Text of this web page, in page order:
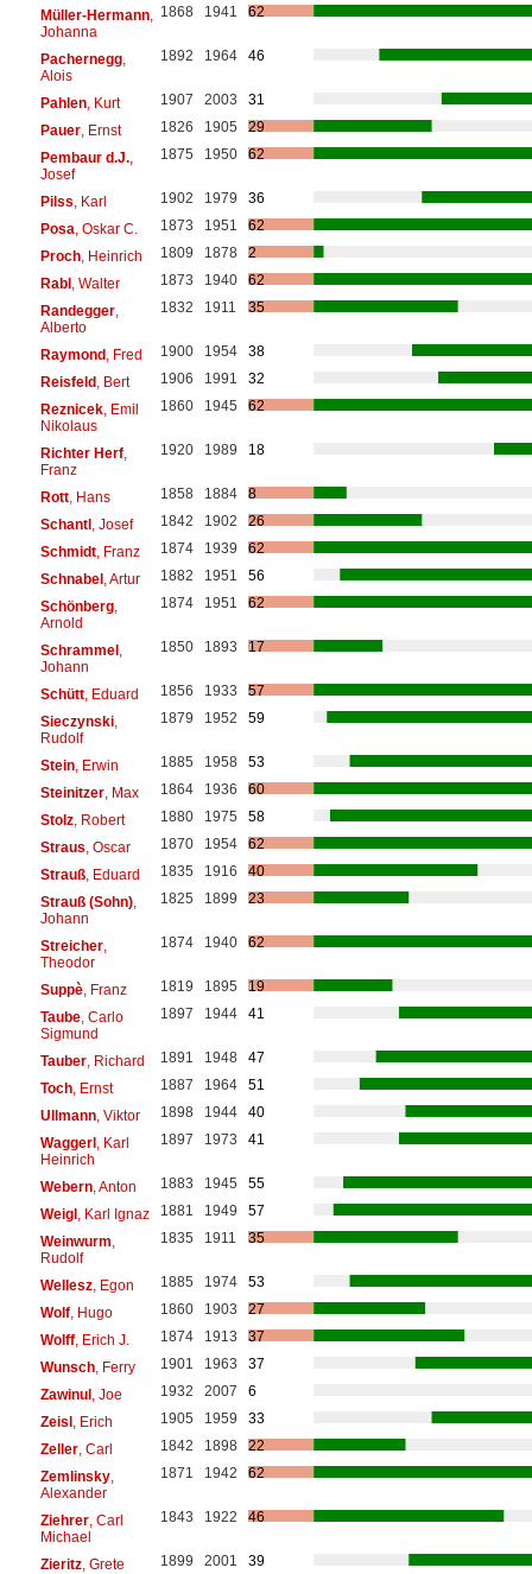
Müller-Hermann,
Johanna
1868 1941 62
Pachernegg,
Alois
1892 1964 46
Pahlen, Kurt 1907 2003
31
Pauer, Ernst 1826 1905
29
Pembaur d.J.,
Josef
1875 1950 62
Pilss , Karl 1902 1979
36
Posa , Oskar C. 1873 1951
62
Proch, Heinrich 1809 1878
2
Rabl, Walter 1873 1940
62
Randegger,
Alberto
1832 1911 35
Raymond, Fred 1900 1954
38
Reisfeld, Bert 1906 1991
32
Reznicek, Emil
Nikolaus
1860 1945 62
Richter Herf,
Franz
1920 1989 18
Rott, Hans 1858 1884
8
Schantl, Josef 1842 1902
26
Schmidt, Franz 1874 1939
62
Schnabel, Artur 1882 1951
56
Schönberg,
Arnold
1874 1951 62
Schrammel,
Johann
1850 1893 17
Schütt, Eduard 1856 1933
57
Sieczynski,
Rudolf
1879 1952 59
Stein, Erwin 1885 1958
53
Steinitzer, Max 1864 1936
60
Stolz, Robert 1880 1975
58
Straus , Oscar 1870 1954
62
Strauß, Eduard 1835 1916
40
Strauß (Sohn),
Johann
1825 1899 23
Streicher,
Theodor
1874 1940 62
Suppè, Franz 1819 1895
19
Taube, Carlo
Sigmund
1897 1944 41
Tauber, Richard 1891 1948
47
Toch, Ernst 1887 1964
51
Ullmann, Viktor 1898 1944
40
Waggerl, Karl
Heinrich
1897 1973 41
Webern, Anton 1883 1945
55
Weigl, Karl Ignaz 1881 1949
57
Weinwurm
Rudolf
1835 1911 35
Wellesz, Egon 1885 1974
53
Wolf, Hugo 1860 1903
27
Wolff, Erich J. 1874 1913
37
Wunsch, Ferry 1901 1963
37
Zawinul, Joe 1932 2007
6
Zeisl, Erich 1905 1959
33
Zeller, Carl 1842 1898
22
Zemlinsky,
Alexander
1871 1942 62
Ziehrer, Carl
Michael
1843 1922 46
Zieritz, Grete 1899 2001
39